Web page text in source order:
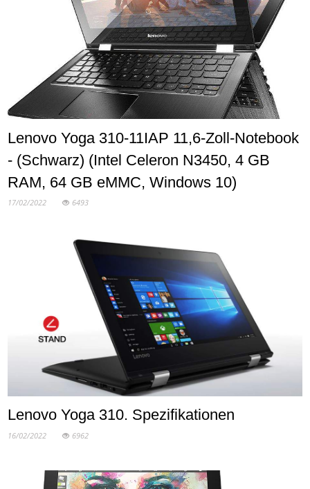
Lenovo Yoga 310-11IAP 11,6-Zoll-Notebook
- (Schwarz) (Intel Celeron N3450, 4 GB
RAM, 64 GB eMMC, Windows 10)
17/02/2022 6493
Lenovo Yoga 310. Spezifikationen
16/02/2022 6962